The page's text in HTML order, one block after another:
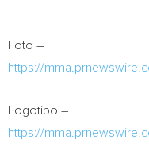
Foto –
https://
Logotipo –
https://